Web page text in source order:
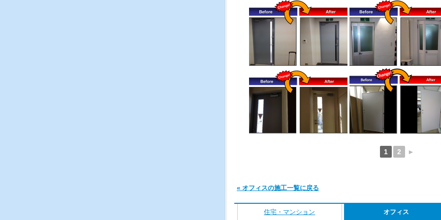
1 2 ►
« オフィスの施工一覧に戻る
住宅・マンション オフィス